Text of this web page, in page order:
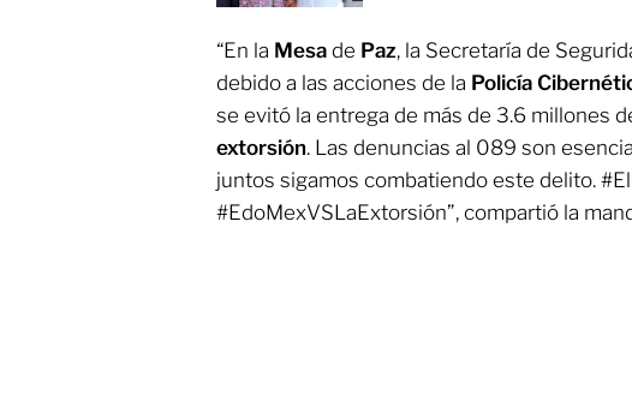
“En la Mesa de Paz, la Secretaría de
debido a las acciones de la Policía
se evitó la entrega de más de 3.6 millones
extorsión. Las denuncias al 089 son
juntos sigamos combatiendo este delito.
#EdoMexVSLaExtorsión”, compartió la